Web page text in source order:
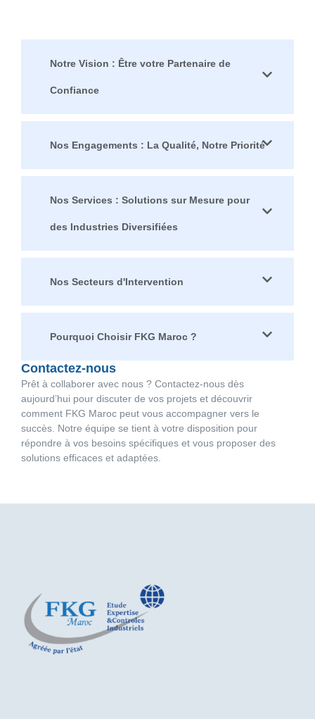
Notre Vision : Être votre Partenaire de
Confiance
Nos Engagements : La Qualité, Notre Priorité​
Nos Services : Solutions sur Mesure pour
des Industries Diversifiées
Nos Secteurs d'Intervention
Pourquoi Choisir FKG Maroc ?
Contactez-nous
Prêt à collaborer avec nous ? Contactez-nous dès
aujourd’hui pour discuter de vos projets et découvrir
comment FKG Maroc peut vous accompagner vers le
succès. Notre équipe se tient à votre disposition pour
répondre à vos besoins spécifiques et vous proposer des
solutions efficaces et adaptées.